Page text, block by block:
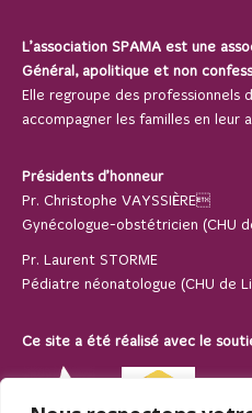
L’association SPAMA est une
Général, apolitique et non
Elle regroupe des professionnels
accompagner les familles en
Présidents d’honneur
Pr. Christophe VAYSSIÈRE
Gynécologue-obstétricien (CHU
Pr. Laurent STORME
Pédiatre néonatologue (CHU de
Ce site a été réalisé avec le